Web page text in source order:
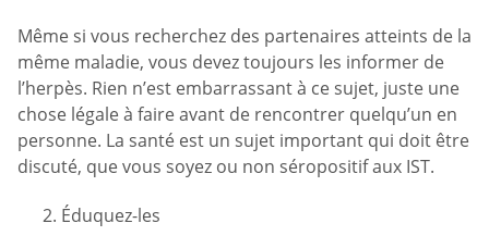
Même si vous recherchez des partenaires atteints de la
même maladie, vous devez toujours les informer de
l’herpès. Rien n’est embarrassant à ce sujet, juste une
chose légale à faire avant de rencontrer quelqu’un en
personne. La santé est un sujet important qui doit être
discuté, que vous soyez ou non séropositif aux IST.
Éduquez-les